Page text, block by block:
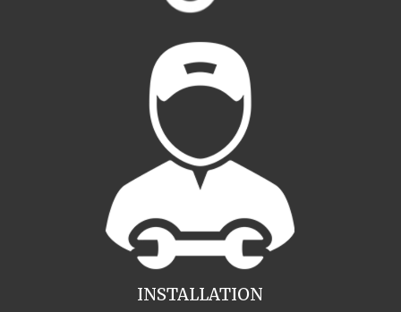
INSTALLATION